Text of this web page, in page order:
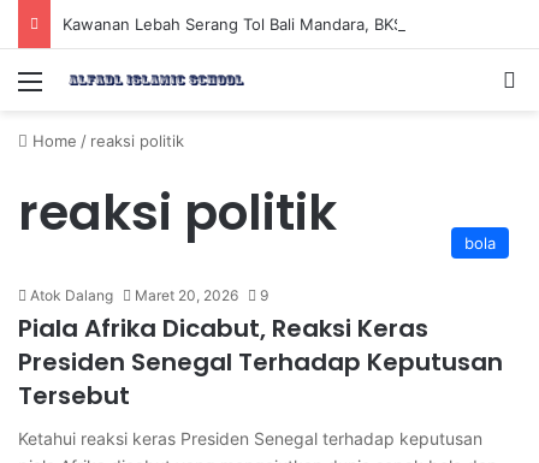
Menu
Home / reaksi politik
reaksi politik bola
Atok Dalang Maret 20, 2026 9
Piala Afrika Dicabut, Reaksi Keras
Presiden Senegal Terhadap Keputusan
Tersebut
Ketahui reaksi keras Presiden Senegal terhadap keputusan